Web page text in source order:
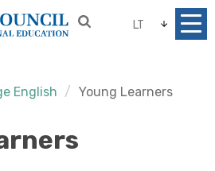
LT
English Young Learners